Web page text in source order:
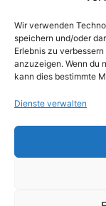
Wir verwenden
speichern und/oder
Erlebnis zu
anzuzeigen. Wenn du
kann dies bestimmte
Dienste verwalten
Cookie-
Über uns
Impressum
Werben auf
Einkaufen bei